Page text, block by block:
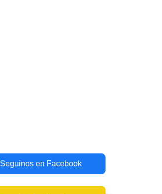
Seguinos en Facebook